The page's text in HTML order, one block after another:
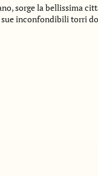
sorge la bellissima
sue inconfondibili torri